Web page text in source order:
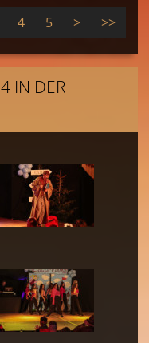
4 5 > >>
IN DER